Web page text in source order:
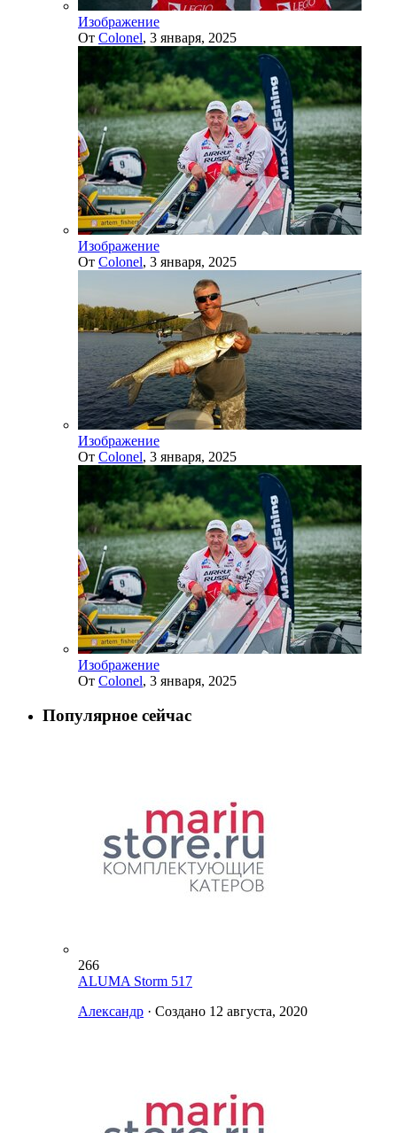
Изображение
От Colonel, 3 января, 2025
Изображение
От Colonel, 3 января, 2025
Изображение
От Colonel, 3 января, 2025
Изображение
От Colonel, 3 января, 2025
Популярное сейчас
266
ALUMA Storm 517
Александр · Создано 12 августа, 2020